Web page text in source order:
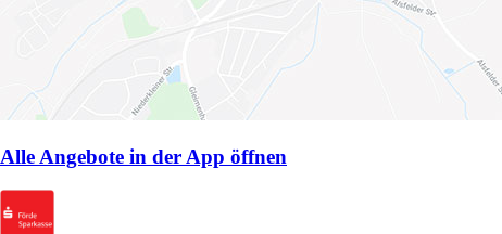
Alle Angebote in der App öffnen